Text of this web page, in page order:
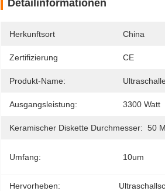
Detailinformationen
Herkunftsort China
Zertifizierung CE
Produkt-Name:
Ausgangsleistung: 3300 Watt
Keramischer Diskette Durchmesser: 50
Umfang: 10um
Hervorheben: